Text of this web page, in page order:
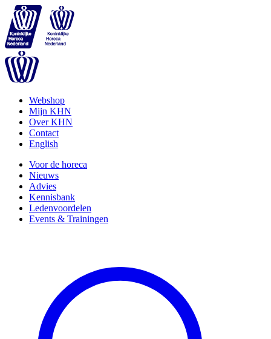
Webshop
Mijn KHN
Over KHN
Contact
English
Voor de horeca
Nieuws
Advies
Kennisbank
Ledenvoordelen
Events & Trainingen